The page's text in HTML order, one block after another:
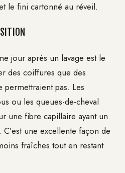
le fini cartonné au réveil.
jour après un lavage est le
des coiffures que des
pas. Les
ou les queues-de-cheval
une fibre capillaire ayant un
une excellente façon de
fraîches tout en restant